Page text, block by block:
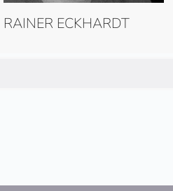
RAINER ECKHARDT